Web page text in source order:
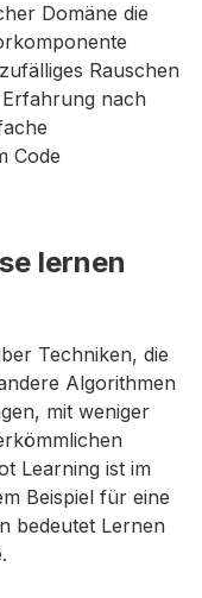
Domäne die
Rauschen
nach
Code
lernen
Techniken, die
Algorithmen
mit weniger
Learning ist im
Beispiel für eine
bedeutet Lernen